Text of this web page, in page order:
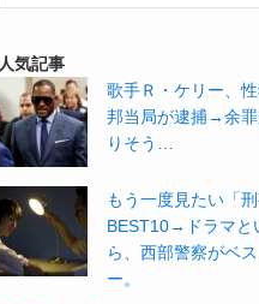
人気記事
歌手Ｒ・ケリー、
邦当局が逮捕→余
りそう…
もう一度見たい「刑
BEST10→ドラマと
ら、西部警察がベ
ー。